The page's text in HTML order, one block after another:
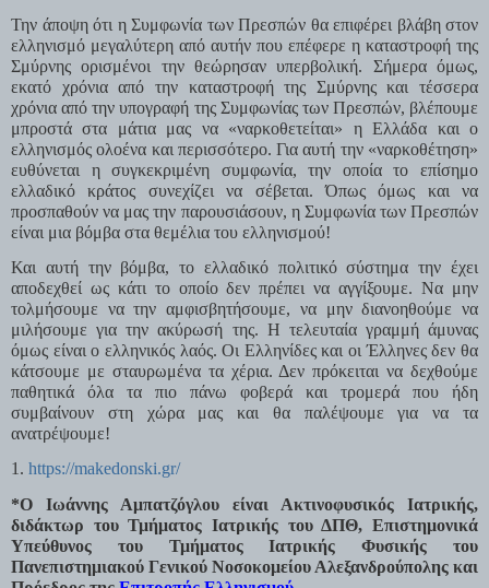
Την άποψη ότι η Συμφωνία των Πρεσπών θα επιφέρει βλάβη στον
ελληνισμό μεγαλύτερη από αυτήν που επέφερε η καταστροφή της
Σμύρνης ορισμένοι την θεώρησαν υπερβολική. Σήμερα όμως,
εκατό χρόνια από την καταστροφή της Σμύρνης και τέσσερα
χρόνια από την υπογραφή της Συμφωνίας των Πρεσπών, βλέπουμε
μπροστά στα μάτια μας να «ναρκοθετείται» η Ελλάδα και ο
ελληνισμός ολοένα και περισσότερο. Για αυτή την «ναρκοθέτηση»
ευθύνεται η συγκεκριμένη συμφωνία, την οποία το επίσημο
ελλαδικό κράτος συνεχίζει να σέβεται. Όπως όμως και να
προσπαθούν να μας την παρουσιάσουν, η Συμφωνία των Πρεσπών
είναι μια βόμβα στα θεμέλια του ελληνισμού!
Και αυτή την βόμβα, το ελλαδικό πολιτικό σύστημα την έχει
αποδεχθεί ως κάτι το οποίο δεν πρέπει να αγγίξουμε. Να μην
τολμήσουμε να την αμφισβητήσουμε, να μην διανοηθούμε να
μιλήσουμε για την ακύρωσή της. Η τελευταία γραμμή άμυνας
όμως είναι ο ελληνικός λαός. Οι Ελληνίδες και οι Έλληνες δεν θα
κάτσουμε με σταυρωμένα τα χέρια. Δεν πρόκειται να δεχθούμε
παθητικά όλα τα πιο πάνω φοβερά και τρομερά που ήδη
συμβαίνουν στη χώρα μας και θα παλέψουμε για να τα
ανατρέψουμε!
1. https://makedonski.gr/
*Ο Ιωάννης Αμπατζόγλου είναι Ακτινοφυσικός Ιατρικής,
διδάκτωρ του Τμήματος Ιατρικής του ΔΠΘ, Επιστημονικά
Υπεύθυνος του Τμήματος Ιατρικής Φυσικής του
Πανεπιστημιακού Γενικού Νοσοκομείου Αλεξανδρούπολης και